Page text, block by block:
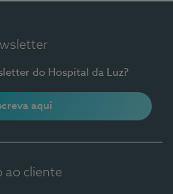
do Hospital da Luz?
aqui
ao cliente